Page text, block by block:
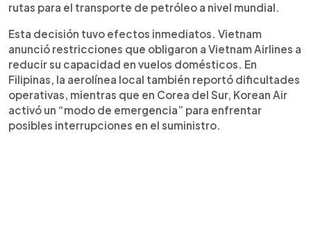
rutas para el transporte de petróleo a nivel mundial.
Esta decisión tuvo efectos inmediatos. Vietnam
anunció restricciones que obligaron a Vietnam Airlines a
reducir su capacidad en vuelos domésticos. En
Filipinas, la aerolínea local también reportó dificultades
operativas, mientras que en Corea del Sur, Korean Air
activó un “modo de emergencia” para enfrentar
posibles interrupciones en el suministro.